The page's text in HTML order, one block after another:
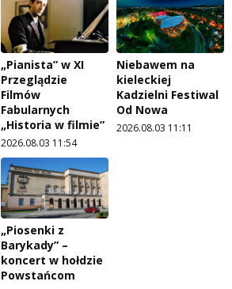
„Pianista” w XI
Przeglądzie
Filmów
Fabularnych
„Historia w filmie”
2026.08.03 11:54
Niebawem na
kieleckiej
Kadzielni Festiwal
Od Nowa
2026.08.03 11:11
„Piosenki z
Barykady” –
koncert w hołdzie
Powstańcom